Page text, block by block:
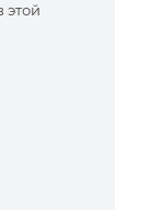
этой